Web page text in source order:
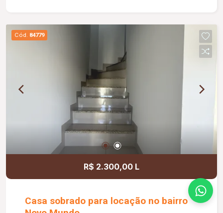
iluminação natural e ventilação; Construção em
laje, oferecendo maior conforto térmico e
durabilidade; Portão eletrônico; Sistema de
câmeras de monitoramento; Interfone; Ambientes
amplos, arejados e bem distribuídos; Excelente
estado de conservação, pronto para morar;
Localização privilegiada.
Cód. 84779
R$ 2.300,00 L
Casa sobrado para locação no bairro